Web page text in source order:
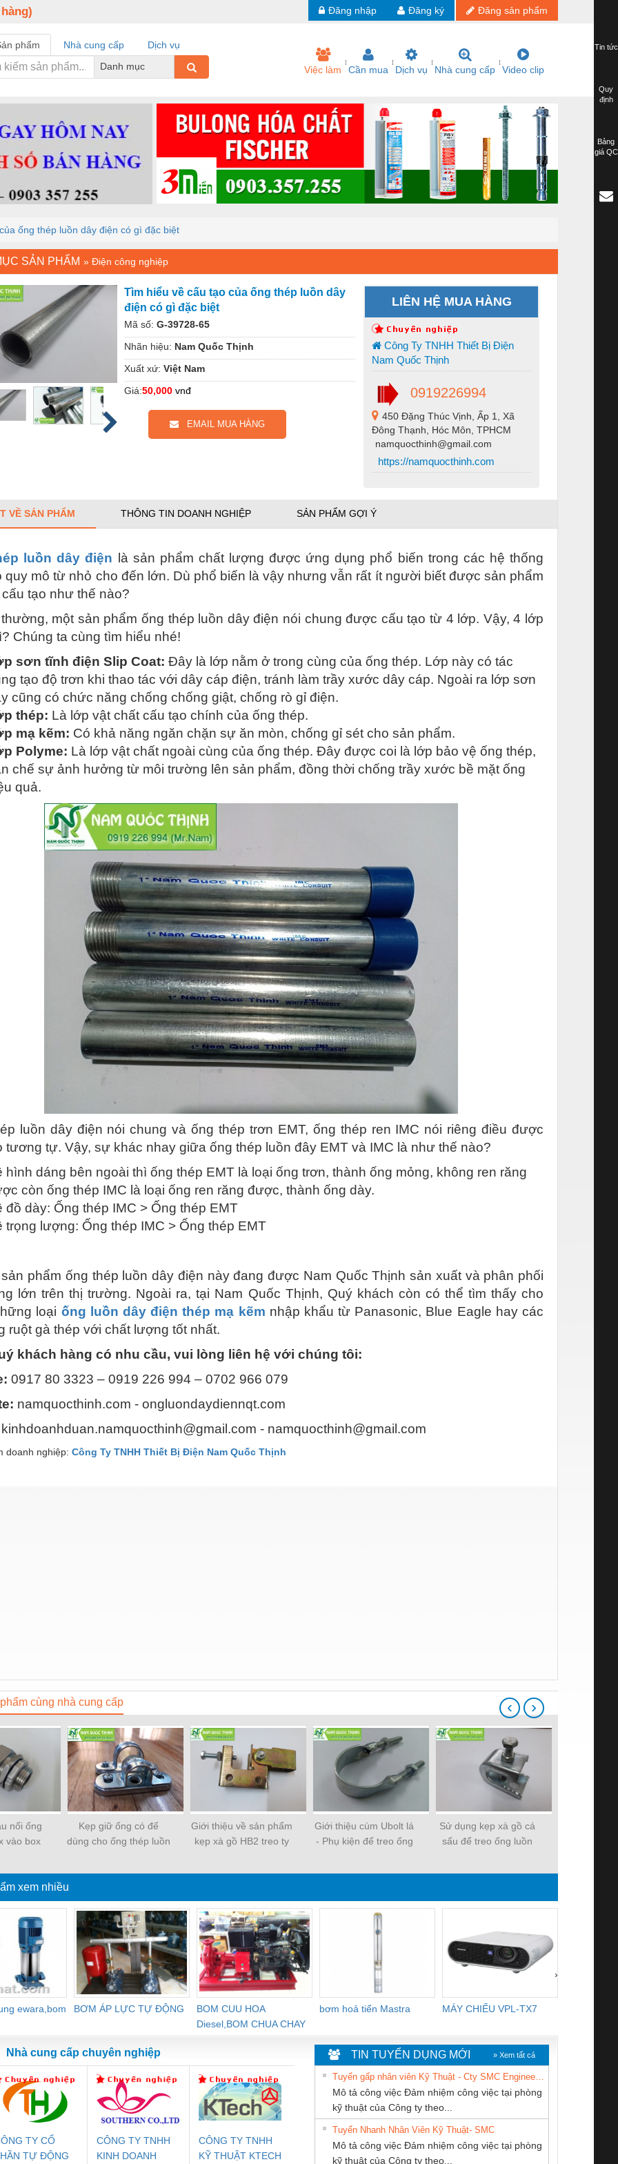
Đăng sản phẩm
Đăng ký
Đăng nhập
phẩm Nhà cung cấp
Dịch vụ
Danh mục
Việc làm Cần mua Dịch vụ Nhà cung cấp Video clip
ống thép luồn dây điện có gì đặc biệt
SẢN PHẨM » Điện công nghiệp
Tìm hiểu về cấu tạo của ống thép luồn dây
điện có gì đặc biệt
Mã số: G-39728-65
Nhãn hiệu: Nam Quốc Thịnh
Xuất xứ: Việt Nam
Giá:50,000 vnđ
EMAIL MUA HÀNG
LIÊN HỆ MUA HÀNG
Công Ty TNHH Thiết Bị Điện
Nam Quốc Thịnh
0919226994
450 Đặng Thúc Vịnh, Ấp 1, Xã
Đông Thạnh, Hóc Môn, TPHCM
namquocthinh@gmail.com
https://namquocthinh.com
VỀ SẢN PHẨM THÔNG TIN DOANH NGHIỆP SẢN PHẨM GỢI Ý
luồn dây điện là sản phẩm chất lượng được ứng dụng phổ biến trong các hệ thống
quy mô từ nhỏ cho đến lớn. Dù phổ biến là vậy nhưng vẫn rất ít người biết được sản phẩm
tạo như thế nào?
một sản phẩm ống thép luồn dây điện nói chung được cấu tạo từ 4 lớp. Vậy, 4 lớp
Chúng ta cùng tìm hiểu nhé!
sơn tĩnh điện Slip Coat: Đây là lớp nằm ở trong cùng của ống thép. Lớp này có tác
tạo độ trơn khi thao tác với dây cáp điện, tránh làm trầy xước dây cáp. Ngoài ra lớp sơn
cũng có chức năng chống chống giật, chống rò gỉ điện.
thép: Là lớp vật chất cấu tạo chính của ống thép.
mạ kẽm: Có khả năng ngăn chặn sự ăn mòn, chống gỉ sét cho sản phẩm.
Polyme: Là lớp vật chất ngoài cùng của ống thép. Đây được coi là lớp bảo vệ ống thép,
chế sự ảnh hưởng từ môi trường lên sản phẩm, đồng thời chống trầy xước bề mặt ống
quả.
luồn dây điện nói chung và ống thép trơn EMT, ống thép ren IMC nói riêng điều được
tương tự. Vậy, sự khác nhay giữa ống thép luồn đây EMT và IMC là như thế nào?
hình dáng bên ngoài thì ống thép EMT là loại ống trơn, thành ống mỏng, không ren răng
còn ống thép IMC là loại ống ren răng được, thành ống dày.
đồ dày: Ống thép IMC > Ống thép EMT
trọng lượng: Ống thép IMC > Ống thép EMT
phẩm ống thép luồn dây điện này đang được Nam Quốc Thịnh sản xuất và phân phối
lớn trên thị trường. Ngoài ra, tại Nam Quốc Thịnh, Quý khách còn có thể tìm thấy cho
loại ống luồn dây điện thép mạ kẽm nhập khẩu từ Panasonic, Blue Eagle hay các
ruột gà thép với chất lượng tốt nhất.
khách hàng có nhu cầu, vui lòng liên hệ với chúng tôi:
0917 80 3323 – 0919 226 994 – 0702 966 079
namquocthinh.com - ongluondaydiennqt.com
kinhdoanhduan.namquocthinh@gmail.com - namquocthinh@gmail.com
doanh nghiệp: Công Ty TNHH Thiết Bị Điện Nam Quốc Thịnh
cùng nhà cung cấp
nối ống
vào box
Kẹp giữ ống có đế
dùng cho ống thép luồn
Giới thiệu về sản phẩm
kẹp xà gồ HB2 treo ty
Giới thiệu cùm Ubolt lá
- Phụ kiện để treo ống
Sử dụng kẹp xà gồ cá
sấu để treo ống luồn
‹ ›
xem nhiều
ewara,bom
BƠM ÁP LỰC TỰ ĐỘNG
BOM CUU HOA
Diesel,BOM CHUA CHAY
bơm hoả tiển Mastra MÁY CHIẾU VPL-TX7
›
An Toàn
Contact
Rơ Le An Toàn
Phoenix Contact
Bộ Lặp Tín Hiệu
PROFIBUS Phoenix
Rơ Le An Toàn
Phoenix Contact
Bộ giám sát chuỗi
tấm pin
Bộ giám sát dòng
Nhà cung cấp chuyên nghiệp
TY CỔ
TỰ ĐỘNG
CÔNG TY TNHH
KINH DOANH
CÔNG TY TNHH
KỸ THUẬT KTECH
CÔNG TY TNHH
THƯƠNG MẠI
CÔNG TY TNHH
THIẾT BỊ CÔNG
CÔNG TY TNHH
TIN TUYỂN DỤNG MỚI » Xem tất cả
Mô tả công việc Đảm nhiệm công việc tại phòng
kỹ thuật của Công ty theo...
Tuyển Nhanh Nhân Viên Kỹ Thuật- SMC
Mô tả công việc Đảm nhiệm công việc tại phòng
kỹ thuật của Công ty theo...
Tin tức
Quy
định
Bảng
giá QC